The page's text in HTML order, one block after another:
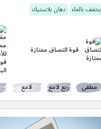
يخفف بالماء دهان بلاستيك
قوة التصاق ممتازة
مطفي ربع لامع لامع